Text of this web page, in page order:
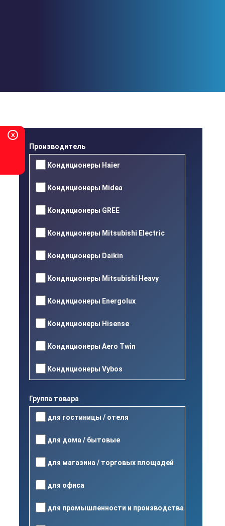
x
Производитель
Кондиционеры Haier
Кондиционеры Midea
Кондиционеры GREE
Кондиционеры Mitsubishi Electric
Кондиционеры Daikin
Кондиционеры Mitsubishi Heavy
Кондиционеры Energolux
Кондиционеры Hisense
Кондиционеры Aero Twin
Кондиционеры Vybos
Группа товара
для гостиницы / отеля
для дома / бытовые
для магазина / торговых площадей
для офиса
для промышленности и производства